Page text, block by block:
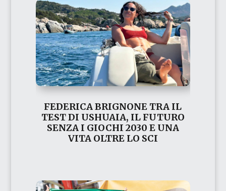
FEDERICA BRIGNONE TRA IL
TEST DI USHUAIA, IL FUTURO
SENZA I GIOCHI 2030 E UNA
VITA OLTRE LO SCI